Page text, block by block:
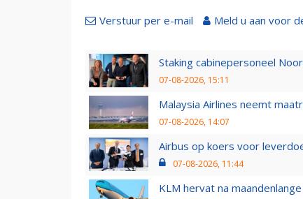
Verstuur per e-mail Meld u aan voor
Staking cabinepersoneel
07-08-2026, 15:11
Malaysia Airlines neemt
07-08-2026, 14:07
Airbus op koers voor
07-08-2026, 11:44
KLM hervat na